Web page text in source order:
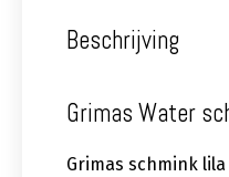
Beschrijving
Grimas Water
Grimas schmink